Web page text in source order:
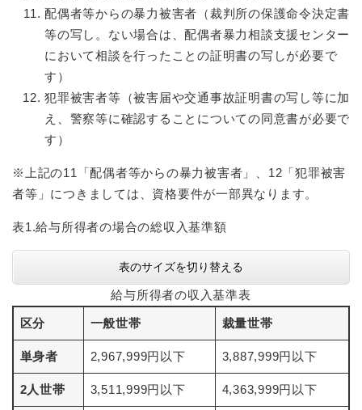
配偶者等からの暴力被害者（裁判所の保護命令決定書
等の写し。ない場合は、配偶者暴力相談支援センター
において相談を行ったことの証明書の写しが必要で
す）
犯罪被害者等（被害届や交通事故証明書の写し等に加
え、警察等に確認することについての同意書が必要で
す）
※上記の11「配偶者等からの暴力被害者」、12「犯罪被害
者等」につきましては、資格要件が一部異なります。
表1.給与所得者の場合の総収入基準額
表のサイズを切り替える
給与所得者の収入基準表
区分 一般世帯 裁量世帯
単身者 2,967,999円以下 3,887,999円以下
2人世帯 3,511,999円以下 4,363,999円以下